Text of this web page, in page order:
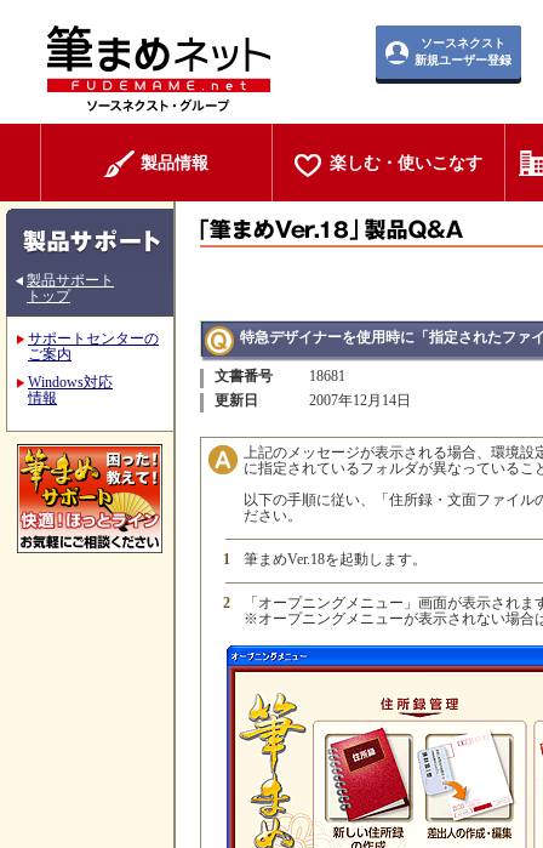
ソースネクスト
新規ユーザー登録
製品情報 楽しむ・使いこなす
製品サポート
トップ
サポートセンターの
ご案内
Windows対応
情報
特急デザイナーを使用時に「指定されたファ
文書番号
18681
更新日
2007年12月14日
上記のメッセージが表示される場合、環境
に指定されているフォルダが異なっているこ
以下の手順に従い、「住所録・文面ファイ
ださい。
1 筆まめVer.18を起動します。
2
「オープニングメニュー」画面が表示されま
※オープニングメニューが表示されない場合